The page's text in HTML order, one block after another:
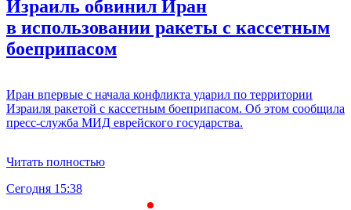
Израиль обвинил Иран
в использовании ракеты с кассетным
боеприпасом
Иран впервые с начала конфликта ударил по территории
Израиля ракетой с кассетным боеприпасом. Об этом сообщила
пресс-служба МИД еврейского государства.
Читать полностью
Сегодня 15:38